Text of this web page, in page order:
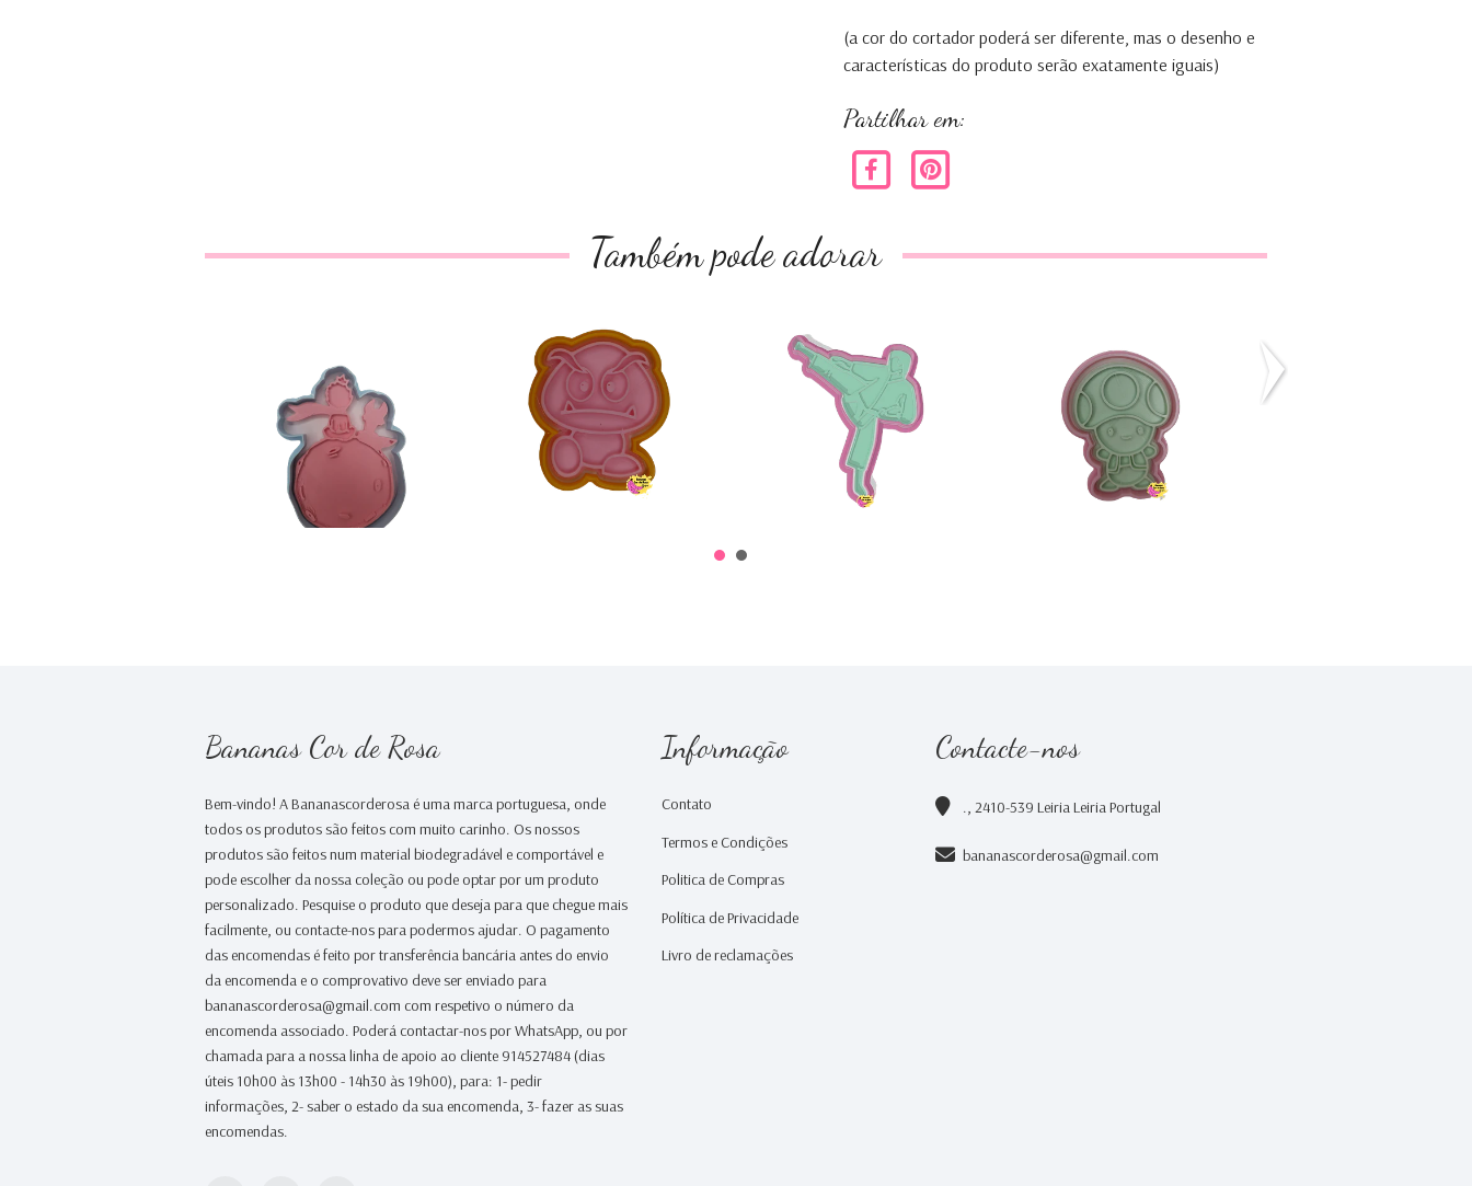
(a cor do cortador poderá ser diferente, mas o desenho e
características do produto serão exatamente iguais)
Partilhar em:
Também pode adorar
Planeta com
principezinho
€4,30
Cogumelo Gomba
€4,50
Judoca 3
Toad Cogumelo
€4,60
Yoshi Dinossauro
Bananas Cor de Rosa
Bem-vindo! A Bananascorderosa é uma marca portuguesa, onde
todos os produtos são feitos com muito carinho. Os nossos
produtos são feitos num material biodegradável e comportável e
pode escolher da nossa coleção ou pode optar por um produto
personalizado. Pesquise o produto que deseja para que chegue mais
facilmente, ou contacte-nos para podermos ajudar. O pagamento
das encomendas é feito por transferência bancária antes do envio
da encomenda e o comprovativo deve ser enviado para
bananascorderosa@gmail.com com respetivo o número da
encomenda associado. Poderá contactar-nos por WhatsApp, ou por
chamada para a nossa linha de apoio ao cliente 914527484 (dias
úteis 10h00 às 13h00 - 14h30 às 19h00), para: 1- pedir
informações, 2- saber o estado da sua encomenda, 3- fazer as suas
encomendas.
Informação
Contato
Termos e Condições
Politica de Compras
Política de Privacidade
Livro de reclamações
Contacte-nos
., 2410-539 Leiria Leiria Portugal
bananascorderosa@gmail.com